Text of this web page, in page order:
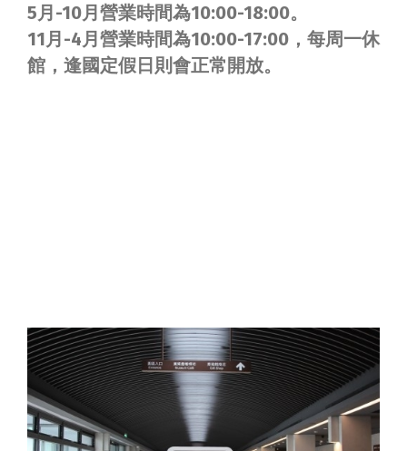
5月-10月營業時間為10:00-18:00。
11月-4月營業時間為10:00-17:00，每周一休
館，逢國定假日則會正常開放。